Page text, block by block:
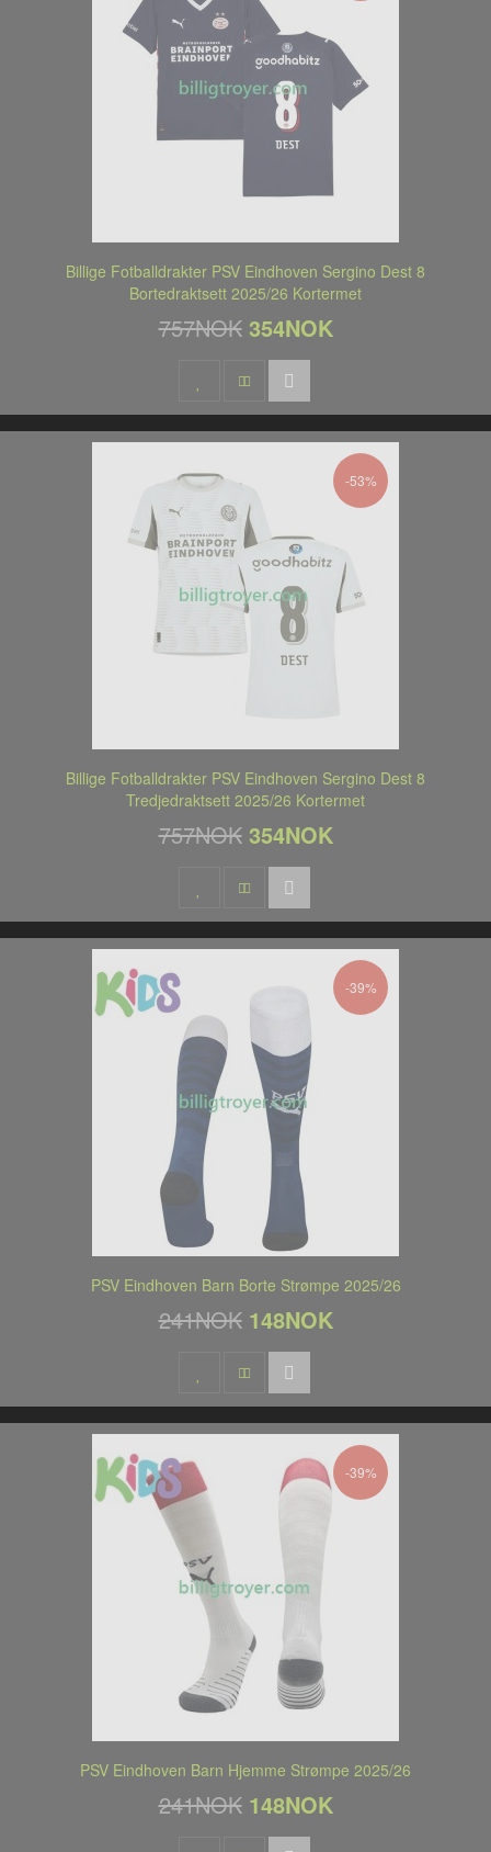
Billige Fotballdrakter PSV Eindhoven Sergino Dest 8
Bortedraktsett 2025/26 Kortermet
757NOK 354NOK
-53%
Billige Fotballdrakter PSV Eindhoven Sergino Dest 8
Tredjedraktsett 2025/26 Kortermet
757NOK 354NOK
-39%
PSV Eindhoven Barn Borte Strømpe 2025/26
241NOK 148NOK
-39%
PSV Eindhoven Barn Hjemme Strømpe 2025/26
241NOK 148NOK